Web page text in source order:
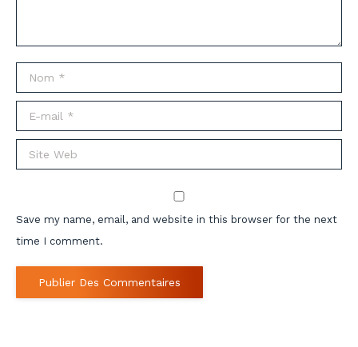
Nom *
E-mail *
Site Web
Save my name, email, and website in this browser for the next
time I comment.
Publier Des Commentaires